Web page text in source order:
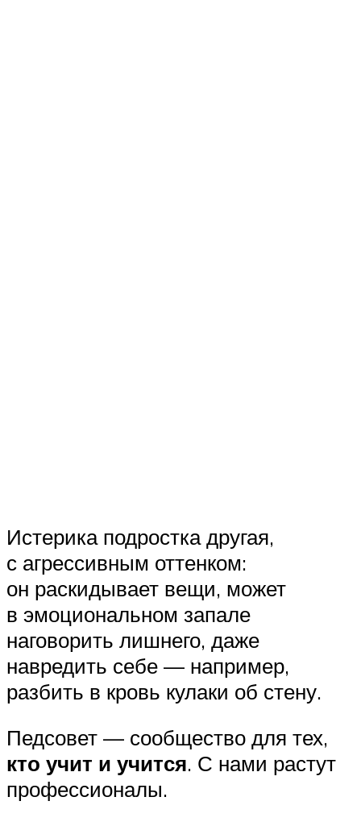
Истерика подростка другая,
с агрессивным оттенком:
он раскидывает вещи, может
в эмоциональном запале
наговорить лишнего, даже
навредить себе — например,
разбить в кровь кулаки об стену.
Педсовет — сообщество для тех,
кто учит и учится. С нами растут
профессионалы.